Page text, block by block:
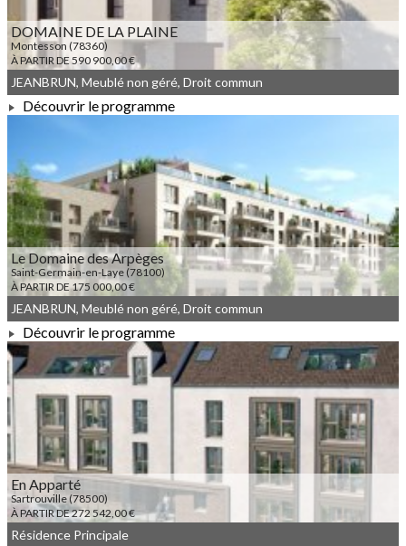
DOMAINE DE LA PLAINE
Montesson (78360)
À PARTIR DE 590 900,00 €
À PARTIR DE 590 900,00 €
JEANBRUN, Meublé non géré, Droit commun
Découvrir le programme
Le Domaine des Arpèges
Saint-Germain-en-Laye (78100)
À PARTIR DE 175 000,00 €
À PARTIR DE 175 000,00 €
JEANBRUN, Meublé non géré, Droit commun
Découvrir le programme
En Apparté
Sartrouville (78500)
À PARTIR DE 272 542,00 €
Résidence Principale